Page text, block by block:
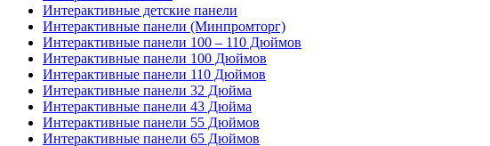
Интерактивные детские панели
Интерактивные панели (Минпромторг)
Интерактивные панели 100 – 110 Дюймов
Интерактивные панели 100 Дюймов
Интерактивные панели 110 Дюймов
Интерактивные панели 32 Дюйма
Интерактивные панели 43 Дюйма
Интерактивные панели 55 Дюймов
Интерактивные панели 65 Дюймов